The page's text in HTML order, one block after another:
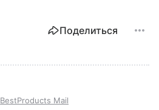
Поделиться
BestProducts Mail